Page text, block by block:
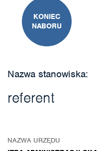
KONIEC
NABORU
Nazwa stanowiska:
referent
NAZWA URZĘDU